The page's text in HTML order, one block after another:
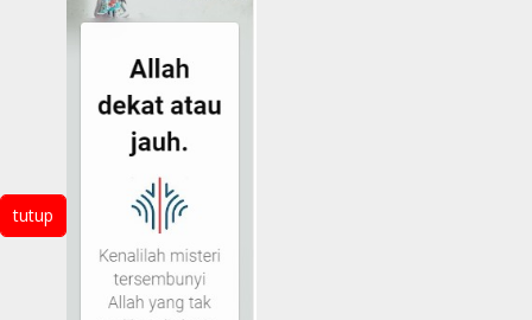
tutup